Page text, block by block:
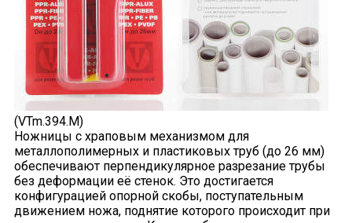
(VTm.394.M)
Ножницы с храповым механизмом для
металлополимерных и пластиковых труб (до 26 мм)
обеспечивают перпендикулярное разрезание трубы
без деформации её стенок. Это достигается
конфигурацией опорной скобы, поступательным
движением ножа, поднятие которого происходит при